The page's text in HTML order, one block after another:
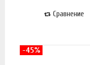
Сравнение
-45%